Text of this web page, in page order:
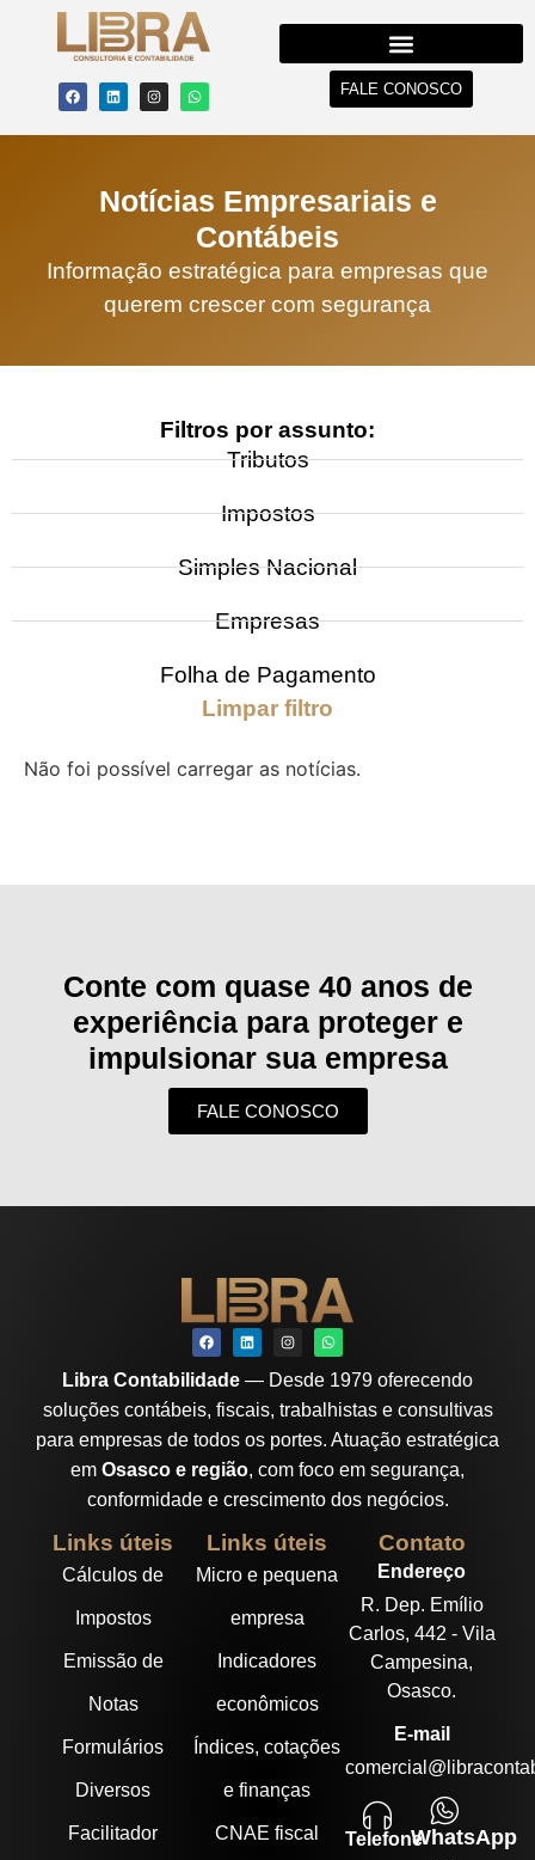
FALE CONOSCO
Notícias Empresariais e
Contábeis
Informação estratégica para empresas que
querem crescer com segurança
Filtros por assunto:
Tributos
Impostos
Simples Nacional
Empresas
Folha de Pagamento
Limpar filtro
Não foi possível carregar as notícias.
Conte com quase 40 anos de
experiência para proteger e
impulsionar sua empresa
FALE CONOSCO
Libra Contabilidade — Desde 1979 oferecendo
soluções contábeis, fiscais, trabalhistas e consultivas
para empresas de todos os portes. Atuação estratégica
em Osasco e região, com foco em segurança,
conformidade e crescimento dos negócios.
Links úteis
Cálculos de
Impostos
Emissão de
Notas
Formulários
Diversos
Facilitador
Links úteis
Micro e pequena
empresa
Indicadores
econômicos
Índices, cotações
e finanças
CNAE fiscal
Contato
Endereço
R. Dep. Emílio
Carlos, 442 - Vila
Campesina,
Osasco.
E-mail
TelefoneWhatsApp